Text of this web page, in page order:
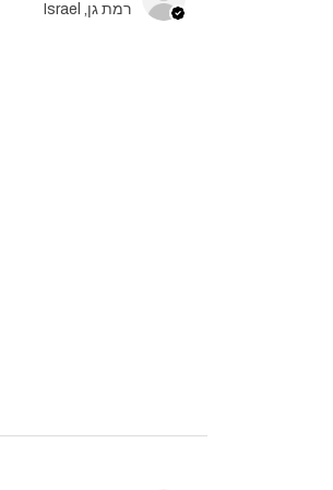
רמת גן, Israel